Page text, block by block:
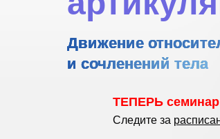
Движение
и сочленений тела
ТЕПЕРЬ семинар
Следите за